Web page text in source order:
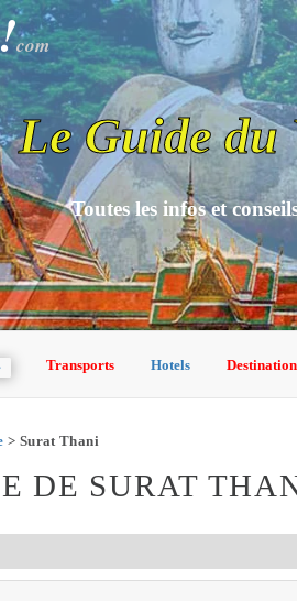
com
Le Guide du
Toutes les infos et
Transports Hotels
> Surat Thani
DE SURAT